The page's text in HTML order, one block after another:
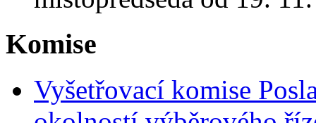
Komise
Vyšetřovací komise